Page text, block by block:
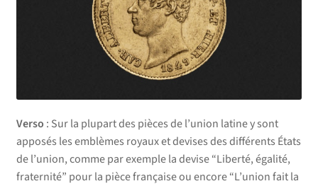
Verso : Sur la plupart des pièces de l’union latine y sont
apposés les emblèmes royaux et devises des différents États
de l’union, comme par exemple la devise “Liberté, égalité,
fraternité” pour la pièce française ou encore “L’union fait la